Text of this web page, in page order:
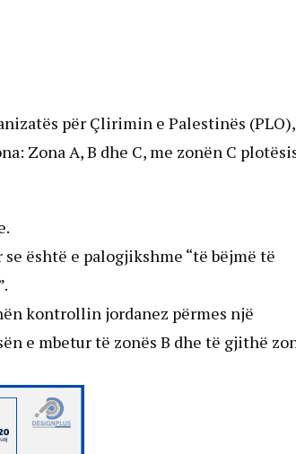
për Çlirimin e Palestinës (PLO),
Zona A, B dhe C, me zonën C
është e palogjikshme “të bëjmë të
kontrollin jordanez përmes një
e mbetur të zonës B dhe të gjithë